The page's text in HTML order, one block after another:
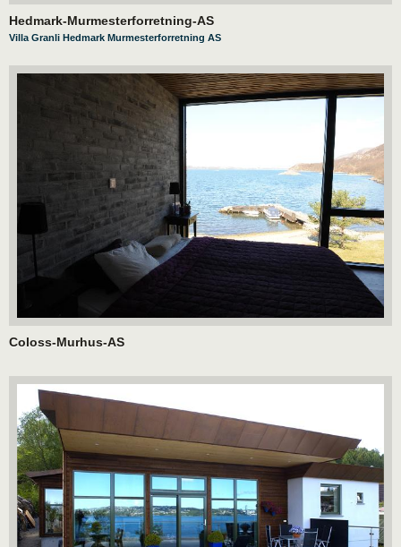
Hedmark-Murmesterforretning-AS
Villa Granli Hedmark Murmesterforretning AS
Coloss-Murhus-AS